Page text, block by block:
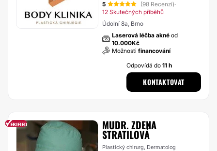
5 (98 Recenzí)·
12 Skutečných příběhů
Údolní 8a, Brno
Laserová léčba akné od
10.000Kč
Možnosti financování
Odpovídá do11 h
KONTAKTOVAT
MUDR. ZDENA
STRATILOVÁ
Plastický chirurg, Dermatolog